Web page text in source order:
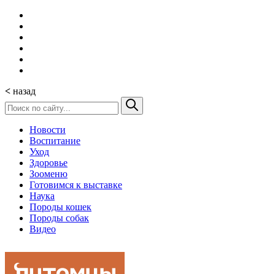
< назад
Новости
Воспитание
Уход
Здоровье
Зооменю
Готовимся к выставке
Наука
Породы кошек
Породы собак
Видео